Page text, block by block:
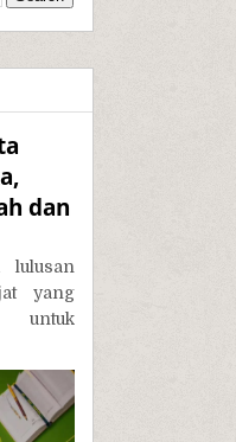
dan
lulusan
yang
untuk